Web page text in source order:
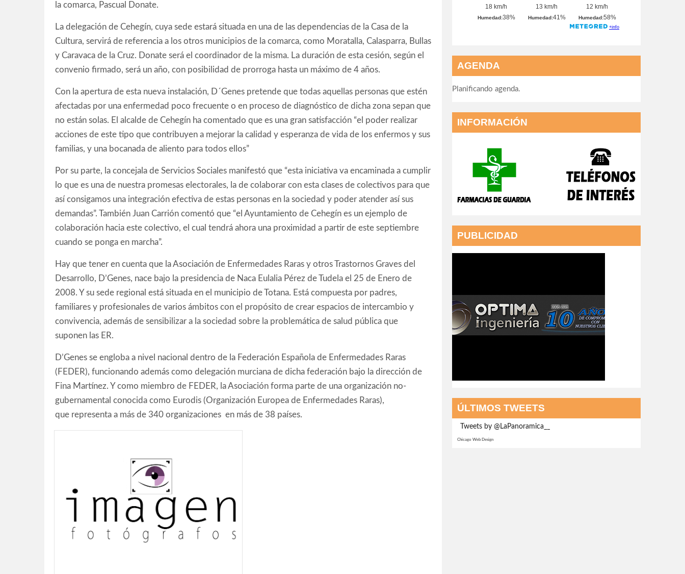
la comarca, Pascual Donate.
La delegación de Cehegín, cuya sede estará situada en una de las dependencias de la Casa de la
Cultura, servirá de referencia a los otros municipios de la comarca, como Moratalla, Calasparra, Bullas
y Caravaca de la Cruz. Donate será el coordinador de la misma. La duración de esta cesión, según el
convenio firmado, será un año, con posibilidad de prorroga hasta un máximo de 4 años.
Con la apertura de esta nueva instalación, D´Genes pretende que todas aquellas personas que estén
afectadas por una enfermedad poco frecuente o en proceso de diagnóstico de dicha zona sepan que
no están solas. El alcalde de Cehegín ha comentado que es una gran satisfacción “el poder realizar
acciones de este tipo que contribuyen a mejorar la calidad y esperanza de vida de los enfermos y sus
familias, y una bocanada de aliento para todos ellos”
Por su parte, la concejala de Servicios Sociales manifestó que “esta iniciativa va encaminada a cumplir
lo que es una de nuestra promesas electorales, la de colaborar con esta clases de colectivos para que
así consigamos una integración efectiva de estas personas en la sociedad y poder atender así sus
demandas”. También Juan Carrión comentó que “el Ayuntamiento de Cehegín es un ejemplo de
colaboración hacia este colectivo, el cual tendrá ahora una proximidad a partir de este septiembre
cuando se ponga en marcha”.
Hay que tener en cuenta que la Asociación de Enfermedades Raras y otros Trastornos Graves del
Desarrollo, D’Genes, nace bajo la presidencia de Naca Eulalia Pérez de Tudela el 25 de Enero de
2008. Y su sede regional está situada en el municipio de Totana. Está compuesta por padres,
familiares y profesionales de varios ámbitos con el propósito de crear espacios de intercambio y
convivencia, además de sensibilizar a la sociedad sobre la problemática de salud pública que
suponen las ER.
D’Genes se engloba a nivel nacional dentro de la Federación Española de Enfermedades Raras
(FEDER), funcionando además como delegación murciana de dicha federación bajo la dirección de
Fina Martínez. Y como miembro de FEDER, la Asociación forma parte de una organización no-
gubernamental conocida como Eurodis (Organización Europea de Enfermedades Raras),
que representa a más de 340 organizaciones en más de 38 países.
AGENDA
Planificando agenda.
INFORMACIÓN
PUBLICIDAD
ÚLTIMOS TWEETS
Tweets by @LaPanoramica__
Chicago Web Design